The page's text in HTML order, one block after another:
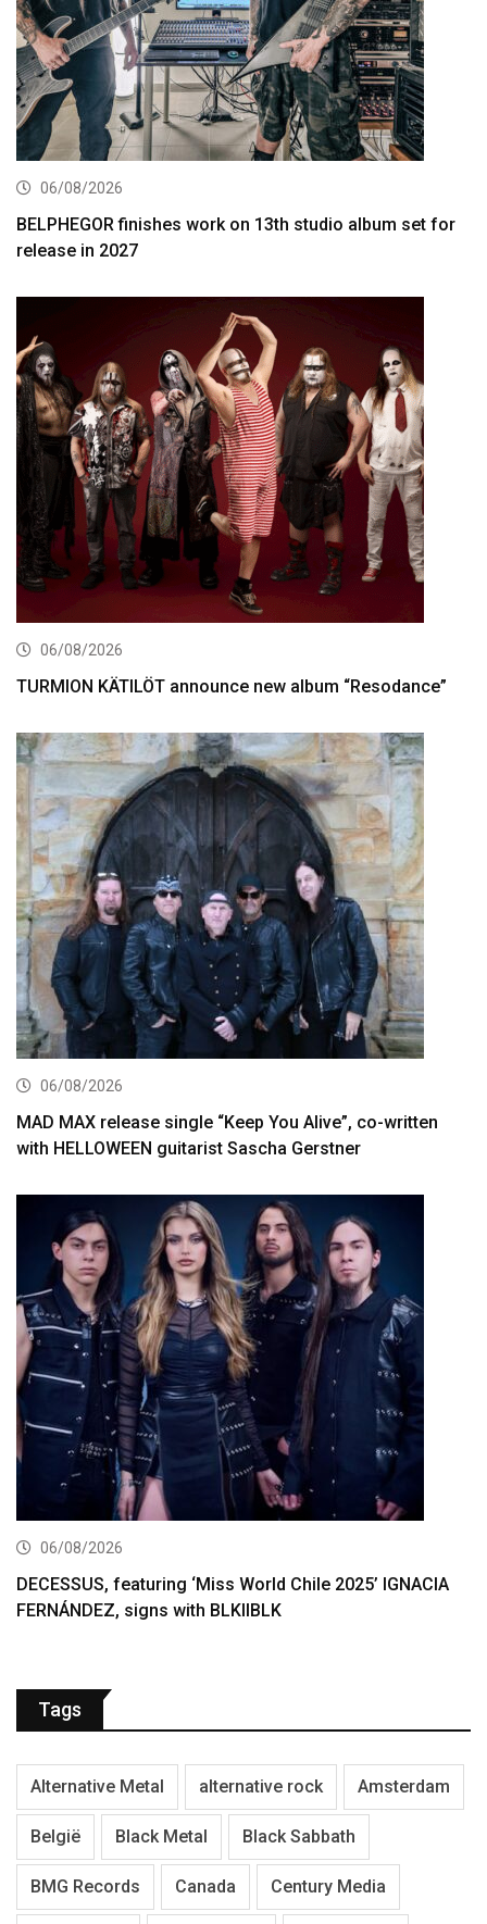
06/08/2026
BELPHEGOR finishes work on 13th studio album set for
release in 2027
06/08/2026
TURMION KÄTILÖT announce new album “Resodance”
06/08/2026
MAD MAX release single “Keep You Alive”, co-written
with HELLOWEEN guitarist Sascha Gerstner
06/08/2026
DECESSUS, featuring ‘Miss World Chile 2025’ IGNACIA
FERNÁNDEZ, signs with BLKIIBLK
Tags
Alternative Metal alternative rock Amsterdam
België Black Metal Black Sabbath
BMG Records Canada Century Media